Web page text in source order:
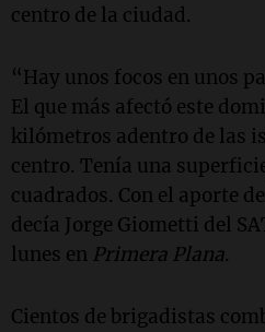
centro de la ciudad.
“Hay unos focos en unos
El que más afectó este
kilómetros adentro de las
centro. Tenía una
cuadrados. Con el aporte
decía Jorge Giometti del
lunes en Primera Plana.
Cientos de brigadistas